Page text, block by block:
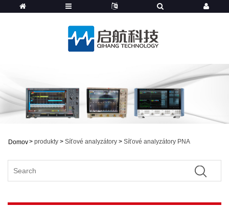
Domov> produkty > Síťové analyzátory > Síťové analyzátory PNA